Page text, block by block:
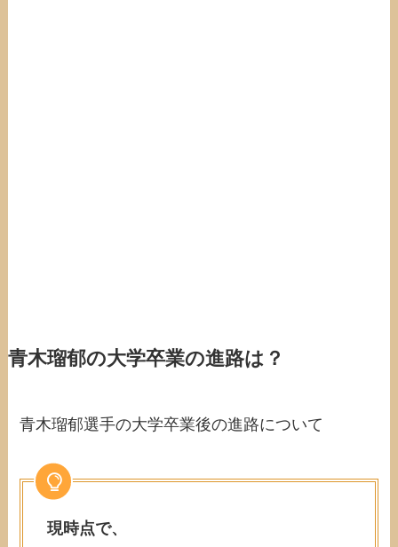
青木瑠郁の大学卒業の進路は？
青木瑠郁選手の大学卒業後の進路について
現時点で、